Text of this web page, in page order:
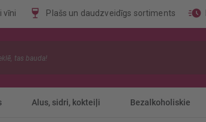
vīni Plašs un daudzveidīgs sortiments
Alus, sidri, kokteiļi Bezalkoholiskie